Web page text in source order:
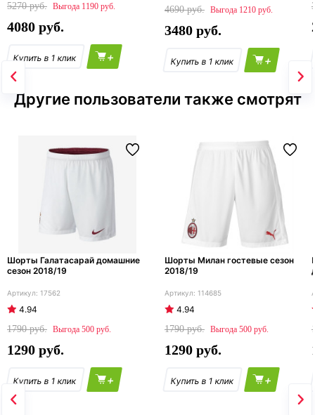
5270
1190
4080
+
4690
1210
3480
+
Другие пользователи также смотрят
Шорты Галатасарай домашние
сезон 2018/19
17562
4.94
1790
500
1290
+
Шорты Милан гостевые сезон
2018/19
114685
4.94
1790
500
1290
+